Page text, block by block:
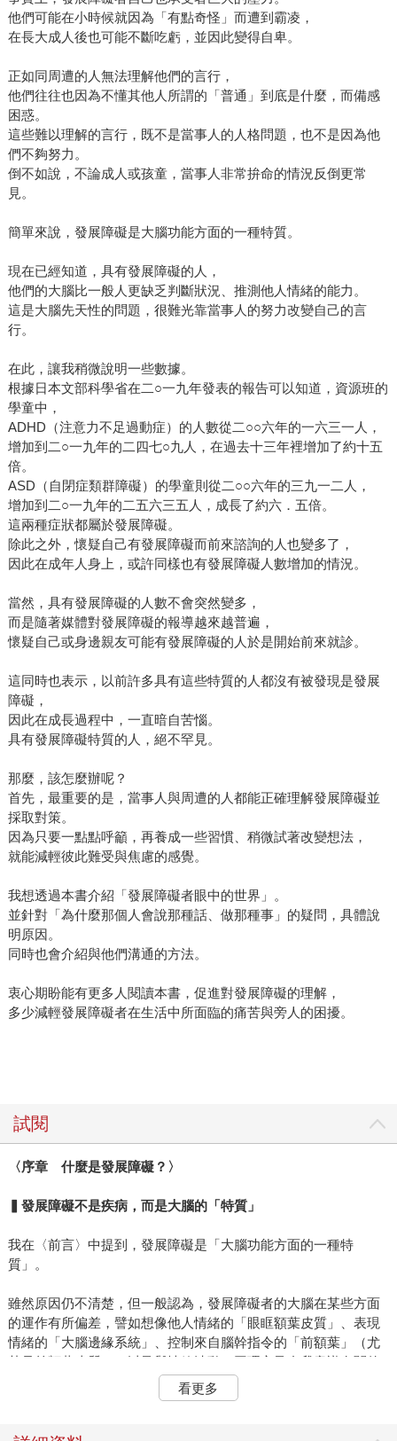
他們可能在小時候就因為「有點奇怪」而遭到霸凌，
在長大成人後也可能不斷吃虧，並因此變得自卑。
正如同周遭的人無法理解他們的言行，
他們往往也因為不懂其他人所謂的「普通」到底是什麼，而備感
困惑。
這些難以理解的言行，既不是當事人的人格問題，也不是因為他
們不夠努力。
倒不如說，不論成人或孩童，當事人非常拚命的情況反倒更常
見。
簡單來說，發展障礙是大腦功能方面的一種特質。
現在已經知道，具有發展障礙的人，
他們的大腦比一般人更缺乏判斷狀況、推測他人情緒的能力。
這是大腦先天性的問題，很難光靠當事人的努力改變自己的言
行。
在此，讓我稍微說明一些數據。
根據日本文部科學省在二○一九年發表的報告可以知道，資源班的
學童中，
ADHD（注意力不足過動症）的人數從二○○六年的一六三一人，
增加到二○一九年的二四七○九人，在過去十三年裡增加了約十五
倍。
ASD（自閉症類群障礙）的學童則從二○○六年的三九一二人，
增加到二○一九年的二五六三五人，成長了約六．五倍。
這兩種症狀都屬於發展障礙。
除此之外，懷疑自己有發展障礙而前來諮詢的人也變多了，
因此在成年人身上，或許同樣也有發展障礙人數增加的情況。
當然，具有發展障礙的人數不會突然變多，
而是隨著媒體對發展障礙的報導越來越普遍，
懷疑自己或身邊親友可能有發展障礙的人於是開始前來就診。
這同時也表示，以前許多具有這些特質的人都沒有被發現是發展
障礙，
因此在成長過程中，一直暗自苦惱。
具有發展障礙特質的人，絕不罕見。
那麼，該怎麼辦呢？
首先，最重要的是，當事人與周遭的人都能正確理解發展障礙並
採取對策。
因為只要一點點呼籲，再養成一些習慣、稍微試著改變想法，
就能減輕彼此難受與焦慮的感覺。
我想透過本書介紹「發展障礙者眼中的世界」。
並針對「為什麼那個人會說那種話、做那種事」的疑問，具體說
明原因。
同時也會介紹與他們溝通的方法。
衷心期盼能有更多人閱讀本書，促進對發展障礙的理解，
多少減輕發展障礙者在生活中所面臨的痛苦與旁人的困擾。
試閱
〈序章 什麼是發展障礙？〉
▍發展障礙不是疾病，而是大腦的「特質」
我在〈前言〉中提到，發展障礙是「大腦功能方面的一種特
質」。
雖然原因仍不清楚，但一般認為，發展障礙者的大腦在某些方面
的運作有所偏差，譬如想像他人情緒的「眼眶額葉皮質」、表現
情緒的「大腦邊緣系統」、控制來自腦幹指令的「前額葉」（尤
其是前額葉皮質），以及與情緒波動、同理心及自我意識有關的
看更多